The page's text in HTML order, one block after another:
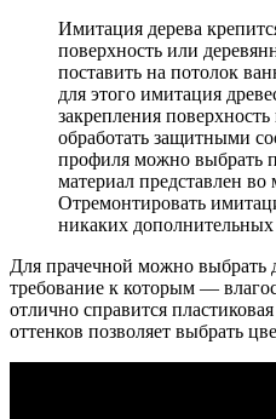
Имитация дерева
поверхность или
поставить на потолок
для этого имитация
закрепления
обработать защитными
профиля можно выбрать
материал представлен
Отремонтировать
никаких дополнительных
Для прачечной можно выбрать
требование к которым —
отлично справится
оттенков позволяет выбрать